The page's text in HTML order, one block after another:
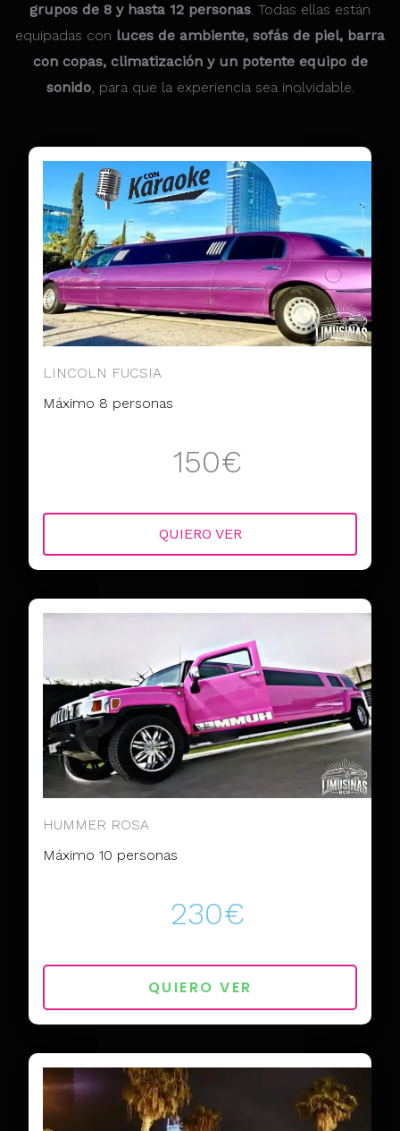
grupos de 8 y hasta 12 personas. Todas ellas están
equipadas con luces de ambiente, sofás de piel, barra
con copas, climatización y un potente equipo de
sonido, para que la experiencia sea inolvidable.
LINCOLN FUCSIA
Máximo 8 personas
150€
QUIERO VER
HUMMER ROSA
Máximo 10 personas
230€
QUIERO VER